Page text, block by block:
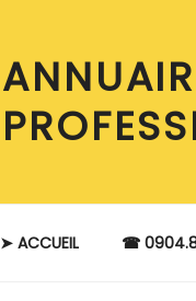
➤ ACCUEIL ☎